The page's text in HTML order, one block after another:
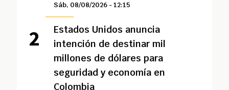
Sáb, 08/08/2026 - 12:15
Estados Unidos anuncia
intención de destinar mil
millones de dólares para
seguridad y economía en
Colombia